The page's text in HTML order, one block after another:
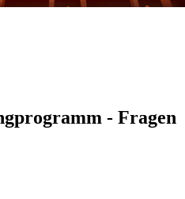
- Fragen